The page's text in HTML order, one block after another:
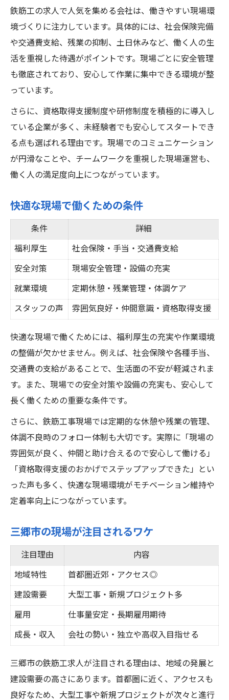
鉄筋工の求人で人気を集める会社は、働きやすい現場環
境づくりに注力しています。具体的には、社会保険完備
や交通費支給、残業の抑制、土日休みなど、働く人の生
活を重視した待遇がポイントです。現場ごとに安全管理
も徹底されており、安心して作業に集中できる環境が整
っています。
さらに、資格取得支援制度や研修制度を積極的に導入し
ている企業が多く、未経験者でも安心してスタートでき
る点も選ばれる理由です。現場でのコミュニケーション
が円滑なことや、チームワークを重視した現場運営も、
働く人の満足度向上につながっています。
快適な現場で働くための条件
条件
詳細
福利厚生
社会保険・手当・交通費支給
安全対策
現場安全管理・設備の充実
就業環境
定期休憩・残業管理・体調ケア
スタッフの声
雰囲気良好・仲間意識・資格取得支援
快適な現場で働くためには、福利厚生の充実や作業環境
の整備が欠かせません。例えば、社会保険や各種手当、
交通費の支給があることで、生活面の不安が軽減されま
す。また、現場での安全対策や設備の充実も、安心して
長く働くための重要な条件です。
さらに、鉄筋工事現場では定期的な休憩や残業の管理、
体調不良時のフォロー体制も大切です。実際に「現場の
雰囲気が良く、仲間と助け合えるので安心して働ける」
「資格取得支援のおかげでステップアップできた」とい
った声も多く、快適な現場環境がモチベーション維持や
定着率向上につながっています。
三郷市の現場が注目されるワケ
注目理由
内容
地域特性
首都圏近郊・アクセス◎
建設需要
大型工事・新規プロジェクト多
雇用
仕事量安定・長期雇用期待
成長・収入
会社の勢い・独立や高収入目指せる
三郷市の鉄筋工求人が注目される理由は、地域の発展と
建設需要の高さにあります。首都圏に近く、アクセスも
良好なため、大型工事や新規プロジェクトが次々と進行